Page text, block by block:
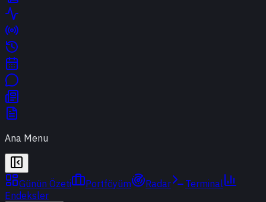
Ana Menu
Günün Özeti Portföyüm Radar
Terminal
Endeksler